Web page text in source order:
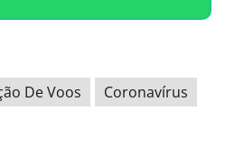
De Voos
Coronavírus